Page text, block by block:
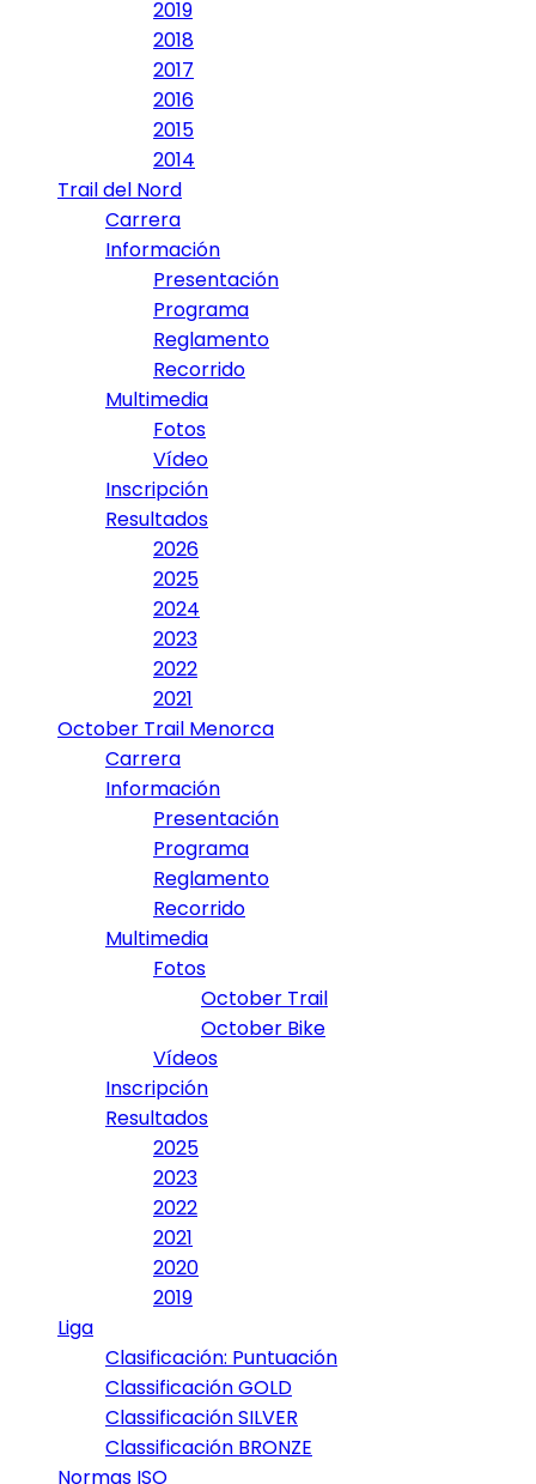
2019
2018
2017
2016
2015
2014
Trail del Nord
Carrera
Información
Presentación
Programa
Reglamento
Recorrido
Multimedia
Fotos
Vídeo
Inscripción
Resultados
2026
2025
2024
2023
2022
2021
October Trail Menorca
Carrera
Información
Presentación
Programa
Reglamento
Recorrido
Multimedia
Fotos
October Trail
October Bike
Vídeos
Inscripción
Resultados
2025
2023
2022
2021
2020
2019
Liga
Clasificación: Puntuación
Classificación GOLD
Classificación SILVER
Classificación BRONZE
Normas ISO